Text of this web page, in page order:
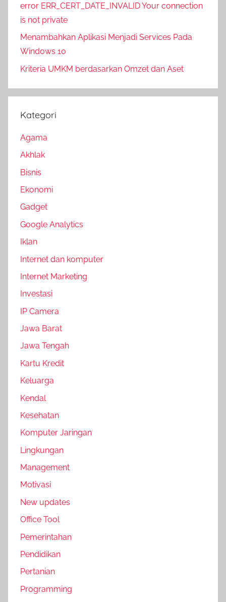
error ERR_CERT_DATE_INVALID Your connection
is not private
Menambahkan Aplikasi Menjadi Services Pada
Windows 10
Kriteria UMKM berdasarkan Omzet dan Aset
Kategori
Agama
Akhlak
Bisnis
Ekonomi
Gadget
Google Analytics
Iklan
Internet dan komputer
Internet Marketing
Investasi
IP Camera
Jawa Barat
Jawa Tengah
Kartu Kredit
Keluarga
Kendal
Kesehatan
Komputer Jaringan
Lingkungan
Management
Motivasi
New updates
Office Tool
Pemerintahan
Pendidikan
Pertanian
Programming